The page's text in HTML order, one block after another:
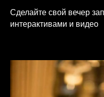
Сделайте свой вечер
интерактивами и видео